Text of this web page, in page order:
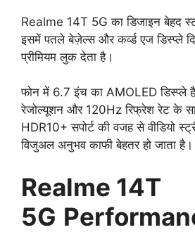
Realme 14T 5G का डिजाइन बेहद
इसमें पतले बेज़ेल्स और कर्व्ड एज डिस्प्ले
प्रीमियम लुक देता है।
फोन में 6.7 इंच का AMOLED डिस्प्ले
रेजोल्यूशन और 120Hz रिफ्रेश रेट के
HDR10+ सपोर्ट की वजह से वीडियो
विजुअल अनुभव काफी बेहतर हो जाता है।
Realme 14T
5G